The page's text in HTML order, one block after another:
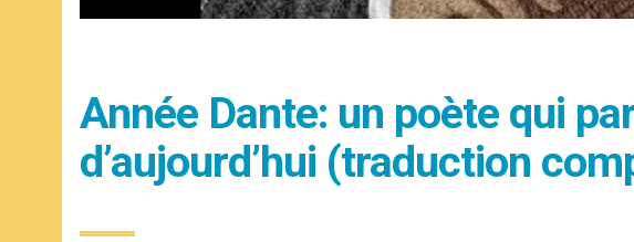
Année Dante: un poète qui
d’aujourd’hui (traduction